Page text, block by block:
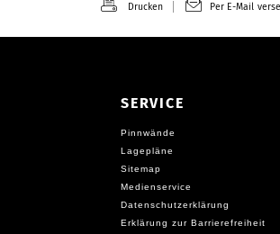
Drucken Per E-Mail
SERVICE
Pinnwände
Lagepläne
Sitemap
Medienservice
Datenschutzerklärung
Erklärung zur Barrierefreiheit